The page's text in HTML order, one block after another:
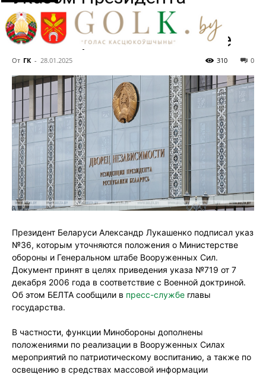
уточнены положения о
Минобороны и Генштабе
От ГК - 28.01.2025 0
310
Президент Беларуси Александр Лукашенко подписал указ
№36, которым уточняются положения о Министерстве
обороны и Генеральном штабе Вооруженных Сил.
Документ принят в целях приведения указа №719 от 7
декабря 2006 года в соответствие с Военной доктриной.
Об этом БЕЛТА сообщили в пресс-службе главы
государства.
В частности, функции Минобороны дополнены
положениями по реализации в Вооруженных Силах
мероприятий по патриотическому воспитанию, а также по
освещению в средствах массовой информации